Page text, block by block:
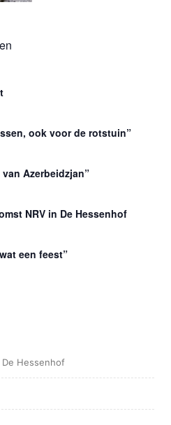
ook voor de rotstuin”
Azerbeidzjan”
NRV in De Hessenhof
een feest”
Hessenhof